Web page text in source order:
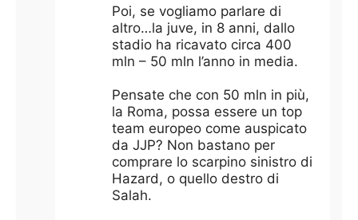
Poi, se vogliamo parlare di
altro…la juve, in 8 anni, dallo
stadio ha ricavato circa 400
mln – 50 mln l’anno in media.
Pensate che con 50 mln in più,
la Roma, possa essere un top
team europeo come auspicato
da JJP? Non bastano per
comprare lo scarpino sinistro di
Hazard, o quello destro di
Salah.